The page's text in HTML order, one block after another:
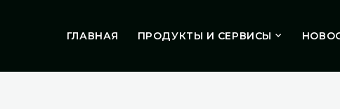
ГЛАВНАЯ ПРОДУКТЫ И СЕРВИСЫ